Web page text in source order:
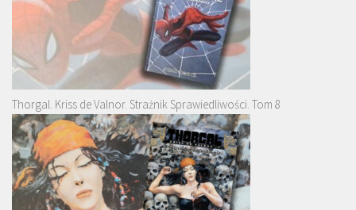
Thorgal. Kriss de Valnor. Strażnik Sprawiedliwości. Tom 8